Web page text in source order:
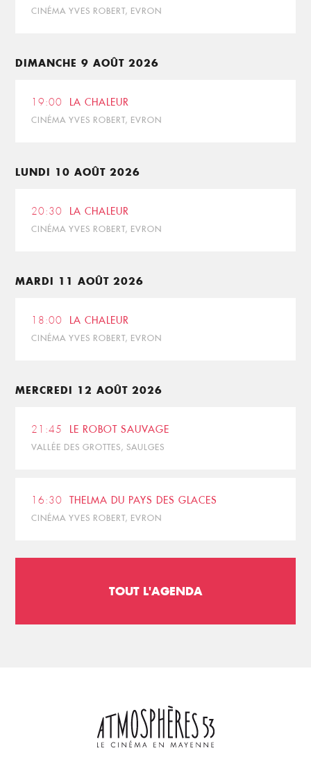
CINÉMA YVES ROBERT, EVRON
DIMANCHE 9 AOÛT 2026
19:00 LA CHALEUR
CINÉMA YVES ROBERT, EVRON
LUNDI 10 AOÛT 2026
20:30 LA CHALEUR
CINÉMA YVES ROBERT, EVRON
MARDI 11 AOÛT 2026
18:00 LA CHALEUR
CINÉMA YVES ROBERT, EVRON
MERCREDI 12 AOÛT 2026
21:45 LE ROBOT SAUVAGE
VALLÉE DES GROTTES, SAULGES
16:30 THELMA DU PAYS DES GLACES
CINÉMA YVES ROBERT, EVRON
TOUT L'AGENDA